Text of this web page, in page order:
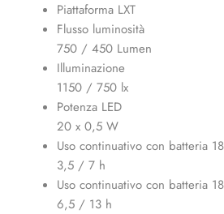
Piattaforma LXT
Flusso luminosità
750 / 450 Lumen
Illuminazione
1150 / 750 lx
Potenza LED
20 x 0,5 W
Uso continuativo con batteria
3,5 / 7 h
Uso continuativo con batteria
6,5 / 13 h